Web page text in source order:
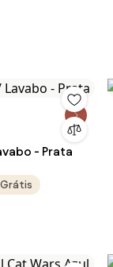
- Prata